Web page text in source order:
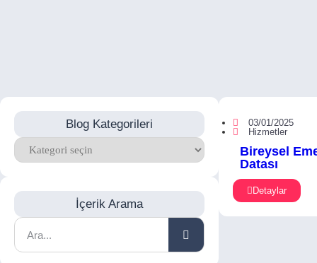
Blog Kategorileri
İçerik Arama
03/01/2025
Hizmetler
Bireysel
Datası
Detaylar